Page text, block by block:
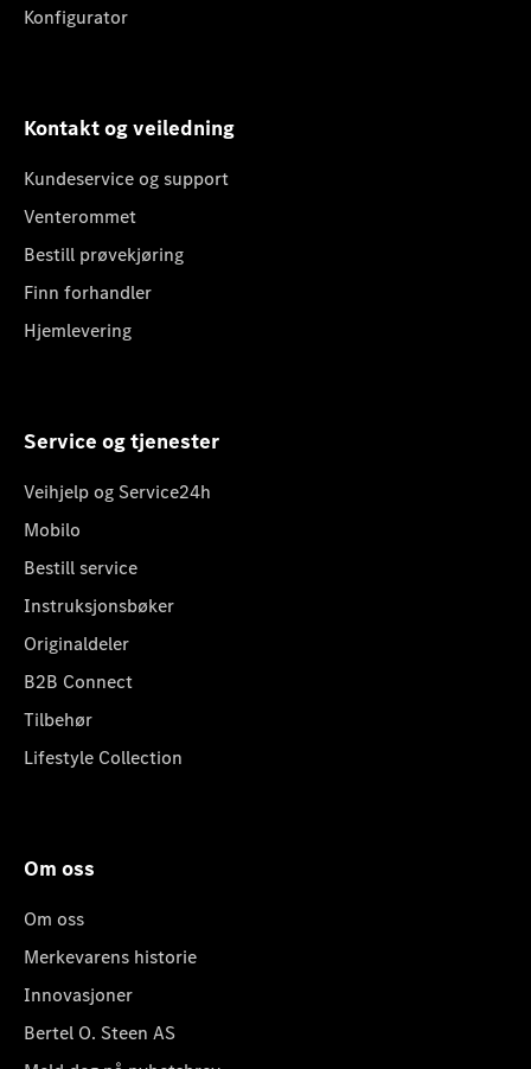
Konfigurator
Kontakt og veiledning
Kundeservice og support
Venterommet
Bestill prøvekjøring
Finn forhandler
Hjemlevering
Service og tjenester
Veihjelp og Service24h
Mobilo
Bestill service
Instruksjonsbøker
Originaldeler
B2B Connect
Tilbehør
Lifestyle Collection
Om oss
Om oss
Merkevarens historie
Innovasjoner
Bertel O. Steen AS